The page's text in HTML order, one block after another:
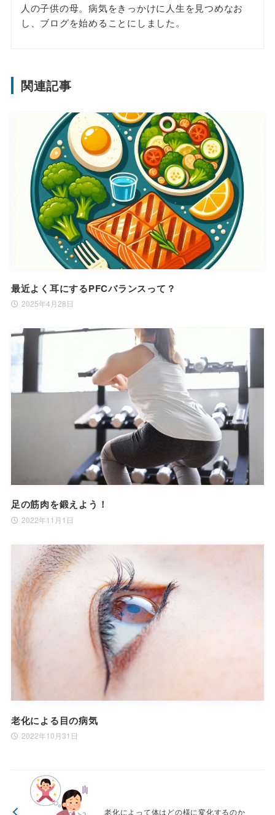
人の子供の母。病気をきっかけに人生を見つめなお
し、ブログを始めることにしました。
関連記事
最近よく耳にするPFCバランスって？
2025年4月28日
足の筋肉を鍛えよう！
2022年11月1日
老化による目の病気
2022年10月31日
老化によって体はどの様に変化するのか